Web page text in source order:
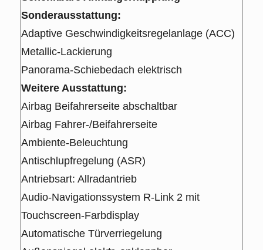
Sonderausstattung:
Adaptive Geschwindigkeitsregelanlage (ACC)
Metallic-Lackierung
Panorama-Schiebedach elektrisch
Weitere Ausstattung:
Airbag Beifahrerseite abschaltbar
Airbag Fahrer-/Beifahrerseite
Ambiente-Beleuchtung
Antischlupfregelung (ASR)
Antriebsart: Allradantrieb
Audio-Navigationssystem R-Link 2 mit
Touchscreen-Farbdisplay
Automatische Türverriegelung